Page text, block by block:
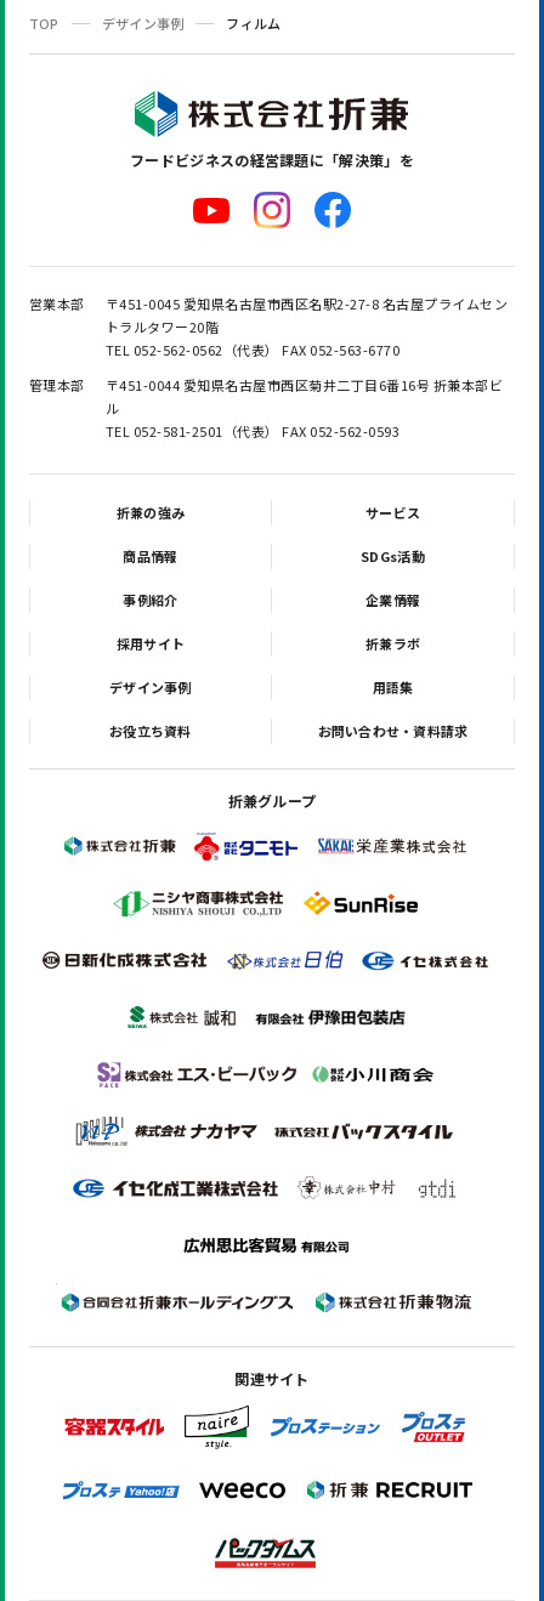
TOP デザイン事例 フィルム
フードビジネスの経営課題に「解決策」を
営業本部
〒451-0045 愛知県名古屋市西区名駅2-27-8 名古屋プライムセン
トラルタワー20階
TEL 052-562-0562（代表） FAX 052-563-6770
管理本部
〒451-0044 愛知県名古屋市西区菊井二丁目6番16号 折兼本部ビ
ル
TEL 052-581-2501（代表） FAX 052-562-0593
折兼の強み サービス
商品情報 SDGs活動
事例紹介 企業情報
採用サイト 折兼ラボ
デザイン事例 用語集
お役立ち資料 お問い合わせ・資料請求
折兼グループ
関連サイト